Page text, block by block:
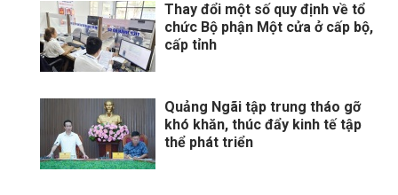
Thay đổi một số quy định về tổ
chức Bộ phận Một cửa ở cấp bộ,
cấp tỉnh
Quảng Ngãi tập trung tháo gỡ
khó khăn, thúc đẩy kinh tế tập
thể phát triển